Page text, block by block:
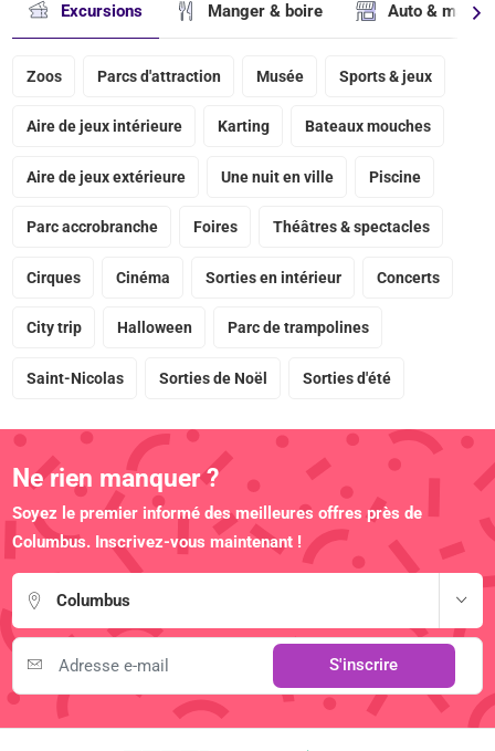
Excursions Manger & boire Auto &
Zoos Parcs d'attraction Musée Sports & jeux
Aire de jeux intérieure Karting Bateaux mouches
Aire de jeux extérieure Une nuit en ville Piscine
Parc accrobranche Foires Théâtres & spectacles
Cirques Cinéma Sorties en intérieur Concerts
City trip Halloween Parc de trampolines
Saint-Nicolas Sorties de Noël Sorties d'été
Ne rien manquer ?
Soyez le premier informé des meilleures offres près de
Columbus. Inscrivez-vous maintenant !
Columbus
S'inscrire